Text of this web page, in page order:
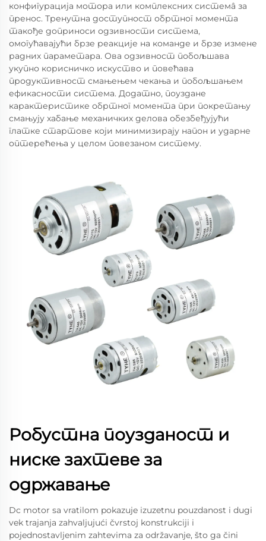
конфигурација мотора или комплексних системâ за
пренос. Тренутна доступност обртног момента
такође доприноси одзивности система,
омогућавајући брзе реакције на команде и брзе измене
радних параметара. Ова одзивност побољшава
укупно корисничко искуство и повећава
продуктивност смањењем чекања и побољшањем
ефикасности система. Додатно, поуздане
карактеристике обртног момента при покретању
смањују хабање механичких делова обезбеђујући
глатке стартове који минимизирају напон и ударне
оптерећења у целом повезаном систему.
Робустна поузданост и
ниске захтеве за
одржавање
Dc motor sa vratilom pokazuje izuzetnu pouzdanost i dugi
vek trajanja zahvaljujući čvrstoj konstrukciji i
pojednostavljenim zahtevima za održavanje, što ga čini